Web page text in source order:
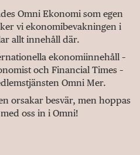
Omni Ekonomi som egen
vi ekonomibevakningen i
allt innehåll där.
ekonomiinnehåll –
och Financial Times –
Omni Mer.
orsakar besvär, men hoppas
oss in i Omni!